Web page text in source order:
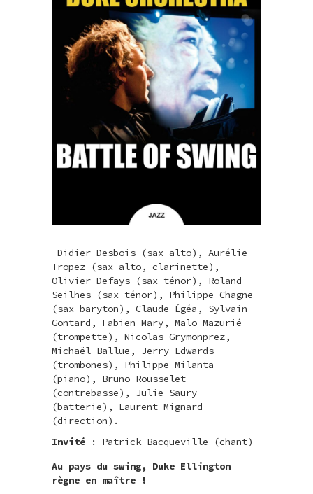
Didier Desbois (sax alto), Aurélie
Tropez (sax alto, clarinette),
Olivier Defays (sax ténor), Roland
Seilhes (sax ténor), Philippe Chagne
(sax baryton), Claude Égéa, Sylvain
Gontard, Fabien Mary, Malo Mazurié
(trompette), Nicolas Grymonprez,
Michaël Ballue, Jerry Edwards
(trombones), Philippe Milanta
(piano), Bruno Rousselet
(contrebasse), Julie Saury
(batterie), Laurent Mignard
(direction).
Invité : Patrick Bacqueville (chant)
Au pays du swing, Duke Ellington
règne en maître !